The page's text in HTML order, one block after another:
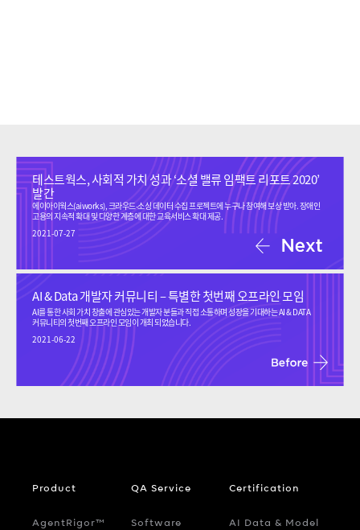
테스트웍스, 사회적 가치 성과 ‘소셜 밸류 임팩트 리포트 2020’
발간
에이아이웍스(aiworks), 크라우드-소싱 데이터 수집 프로젝트에 누구나 참여해 보상 받아. 장애인
고용의 지속적 확대 및 다양한 계층에 대한 교육서비스 확대 제공.
2021-07-27
AI & Data 개발자 커뮤니티 – 특별한 첫번째 오프라인 모임
AI를 통한 사회 가치 창출에 관심있는 개발자 분들과 직접 소통하며 성장을 기대하는 AI & DATA
커뮤니티의 첫번째 오프라인 모임이 개최 되었습니다.
2021-06-22
Product
AgentRigor™
QA Service
Software
Certification
AI Data & Model